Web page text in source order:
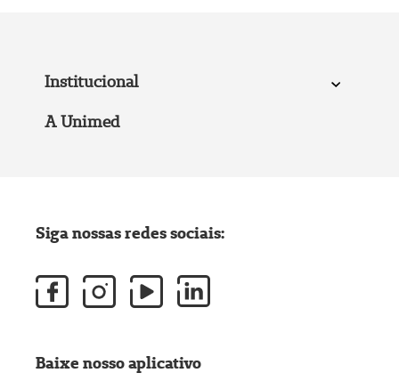
Institucional
A Unimed
Siga nossas redes sociais:
Baixe nosso aplicativo